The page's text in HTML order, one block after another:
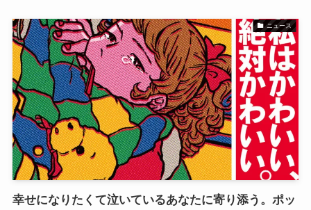
ニュース
幸せになりたくて泣いているあなたに寄り添う。ポッ